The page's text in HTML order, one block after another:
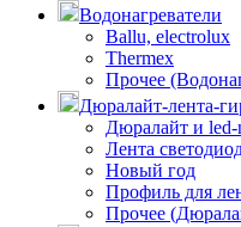
Водонагреватели
Ballu, electrolux
Thermex
Прочее
Дюралайт-лента-
Дюралайт и led-
Лента
Новый год
Профиль для
Прочее